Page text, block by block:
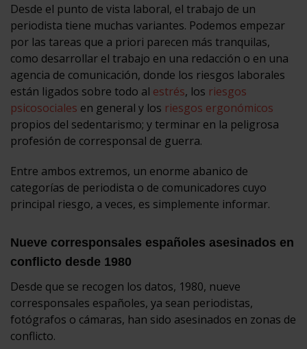
Desde el punto de vista laboral, el trabajo de un
periodista tiene muchas variantes. Podemos empezar
por las tareas que a priori parecen más tranquilas,
como desarrollar el trabajo en una redacción o en una
agencia de comunicación, donde los riesgos laborales
están ligados sobre todo al estrés, los riesgos
psicosociales en general y los riesgos ergonómicos
propios del sedentarismo; y terminar en la peligrosa
profesión de corresponsal de guerra.
Entre ambos extremos, un enorme abanico de
categorías de periodista o de comunicadores cuyo
principal riesgo, a veces, es simplemente informar.
Nueve corresponsales españoles asesinados en
conflicto desde 1980
Desde que se recogen los datos, 1980, nueve
corresponsales españoles, ya sean periodistas,
fotógrafos o cámaras, han sido asesinados en zonas de
conflicto.